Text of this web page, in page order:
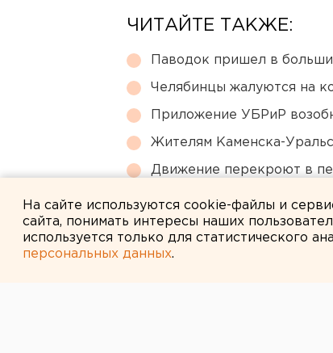
ЧИТАЙТЕ ТАКЖЕ:
Паводок пришел в
Челябинцы жалуются на
Приложение УБРиР
Жителям Каменска-
Движение перекроют в
На сайте используются cookie-файлы и
сайта, понимать интересы наших
используется только для статистического
персональных данных.